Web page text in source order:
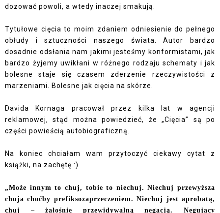
dozować powoli, a wtedy inaczej smakują.
Tytułowe cięcia to moim zdaniem odniesienie do pełnego
obłudy i sztuczności naszego świata. Autor bardzo
dosadnie odsłania nam jakimi jesteśmy konformistami, jak
bardzo żyjemy uwikłani w różnego rodzaju schematy i jak
bolesne staje się czasem zderzenie rzeczywistości z
marzeniami. Bolesne jak cięcia na skórze.
Davida Kornaga pracował przez kilka lat w agencji
reklamowej, stąd można powiedzieć, że „Cięcia” są po
części powieścią autobiograficzną.
Na koniec chciałam wam przytoczyć ciekawy cytat z
książki, na zachętę :)
„Może innym to chuj, tobie to niechuj. Niechuj przewyższa
chuja choćby prefiksozaprzeczeniem. Niechuj jest aprobatą,
chuj – żałośnie przewidywalną negacją. Negujący